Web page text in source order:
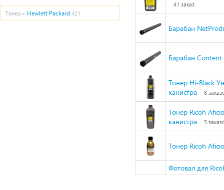
Тонер » Hewlett Packard 421
41 заказ
Барабан
Барабан
Тонер Hi-Black
канистра
8
Тонер Ricoh
канистра
5
Тонер Ricoh
Фотовал для